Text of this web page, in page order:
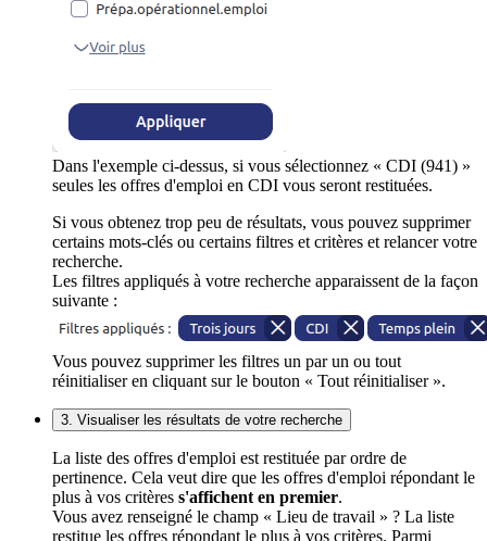
Dans l'exemple ci-dessus, si vous sélectionnez « CDI (941) »
seules les offres d'emploi en CDI vous seront restituées.
Si vous obtenez trop peu de résultats, vous pouvez supprimer
certains mots-clés ou certains filtres et critères et relancer votre
recherche.
Les filtres appliqués à votre recherche apparaissent de la façon
suivante :
Vous pouvez supprimer les filtres un par un ou tout
réinitialiser en cliquant sur le bouton « Tout réinitialiser ».
3. Visualiser les résultats de votre recherche
La liste des offres d'emploi est restituée par ordre de
pertinence. Cela veut dire que les offres d'emploi répondant le
plus à vos critères s'affichent en premier.
Vous avez renseigné le champ « Lieu de travail » ? La liste
restitue les offres répondant le plus à vos critères. Parmi